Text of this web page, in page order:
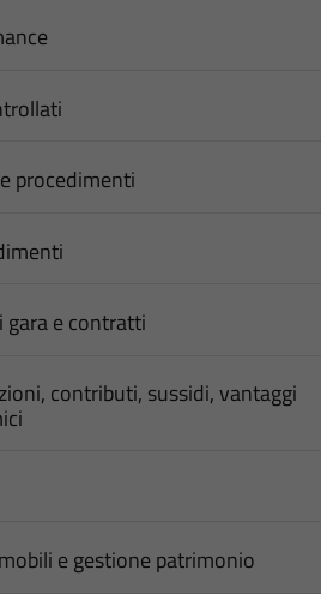
procedimenti
gara e contratti
contributi, sussidi, vantaggi
e gestione patrimonio